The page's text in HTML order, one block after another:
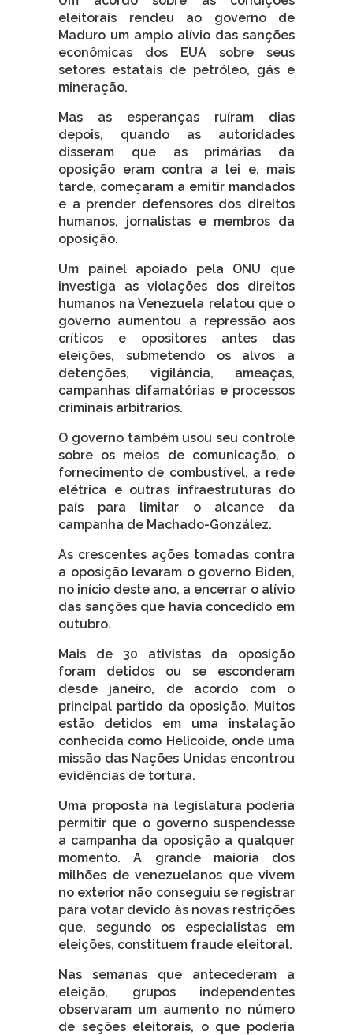
eleitorais rendeu ao governo de
Maduro um amplo alívio das sanções
econômicas dos EUA sobre seus
setores estatais de petróleo, gás e
mineração.
Mas as esperanças ruíram dias
depois, quando as autoridades
disseram que as primárias da
oposição eram contra a lei e, mais
tarde, começaram a emitir mandados
e a prender defensores dos direitos
humanos, jornalistas e membros da
oposição.
Um painel apoiado pela ONU que
investiga as violações dos direitos
humanos na Venezuela relatou que o
governo aumentou a repressão aos
críticos e opositores antes das
eleições, submetendo os alvos a
detenções, vigilância, ameaças,
campanhas difamatórias e processos
criminais arbitrários.
O governo também usou seu controle
sobre os meios de comunicação, o
fornecimento de combustível, a rede
elétrica e outras infraestruturas do
país para limitar o alcance da
campanha de Machado-González.
As crescentes ações tomadas contra
a oposição levaram o governo Biden,
no início deste ano, a encerrar o alívio
das sanções que havia concedido em
outubro.
Mais de 30 ativistas da oposição
foram detidos ou se esconderam
desde janeiro, de acordo com o
principal partido da oposição. Muitos
estão detidos em uma instalação
conhecida como Helicoide, onde uma
missão das Nações Unidas encontrou
evidências de tortura.
Uma proposta na legislatura poderia
permitir que o governo suspendesse
a campanha da oposição a qualquer
momento. A grande maioria dos
milhões de venezuelanos que vivem
no exterior não conseguiu se registrar
para votar devido às novas restrições
que, segundo os especialistas em
eleições, constituem fraude eleitoral.
Nas semanas que antecederam a
eleição, grupos independentes
observaram um aumento no número
de seções eleitorais, o que poderia